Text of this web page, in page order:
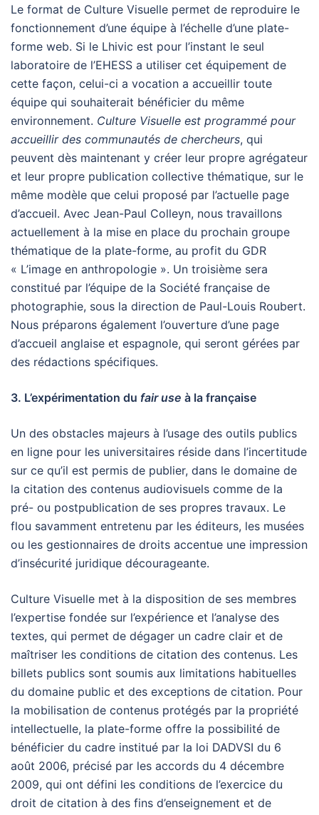
Le format de Culture Visuelle permet de reproduire le
fonctionnement d’une équipe à l’échelle d’une plate-
forme web. Si le Lhivic est pour l’instant le seul
laboratoire de l’EHESS a utiliser cet équipement de
cette façon, celui-ci a vocation a accueillir toute
équipe qui souhaiterait bénéficier du même
environnement. Culture Visuelle est programmé pour
accueillir des communautés de chercheurs, qui
peuvent dès maintenant y créer leur propre agrégateur
et leur propre publication collective thématique, sur le
même modèle que celui proposé par l’actuelle page
d’accueil. Avec Jean-Paul Colleyn, nous travaillons
actuellement à la mise en place du prochain groupe
thématique de la plate-forme, au profit du GDR
« L’image en anthropologie ». Un troisième sera
constitué par l’équipe de la Société française de
photographie, sous la direction de Paul-Louis Roubert.
Nous préparons également l’ouverture d’une page
d’accueil anglaise et espagnole, qui seront gérées par
des rédactions spécifiques.
3. L’expérimentation du fair use à la française
Un des obstacles majeurs à l’usage des outils publics
en ligne pour les universitaires réside dans l’incertitude
sur ce qu’il est permis de publier, dans le domaine de
la citation des contenus audiovisuels comme de la
pré- ou postpublication de ses propres travaux. Le
flou savamment entretenu par les éditeurs, les musées
ou les gestionnaires de droits accentue une impression
d’insécurité juridique décourageante.
Culture Visuelle met à la disposition de ses membres
l’expertise fondée sur l’expérience et l’analyse des
textes, qui permet de dégager un cadre clair et de
maîtriser les conditions de citation des contenus. Les
billets publics sont soumis aux limitations habituelles
du domaine public et des exceptions de citation. Pour
la mobilisation de contenus protégés par la propriété
intellectuelle, la plate-forme offre la possibilité de
bénéficier du cadre institué par la loi DADVSI du 6
août 2006, précisé par les accords du 4 décembre
2009, qui ont défini les conditions de l’exercice du
droit de citation à des fins d’enseignement et de